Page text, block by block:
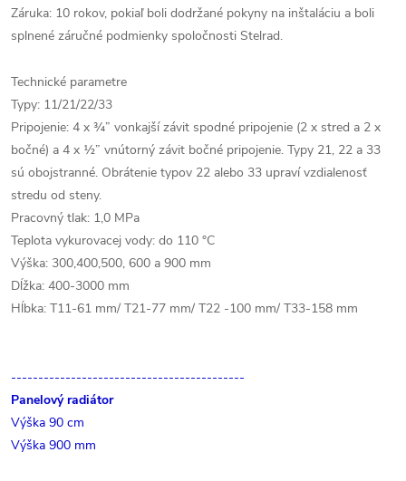
Záruka: 10 rokov, pokiaľ boli dodržané pokyny na inštaláciu a boli
splnené záručné podmienky spoločnosti Stelrad.
Technické parametre
Typy: 11/21/22/33
Pripojenie: 4 x ¾” vonkajší závit spodné pripojenie (2 x stred a 2 x
bočné) a 4 x ½” vnútorný závit bočné pripojenie. Typy 21, 22 a 33
sú obojstranné. Obrátenie typov 22 alebo 33 upraví vzdialenosť
stredu od steny.
Pracovný tlak: 1,0 MPa
Teplota vykurovacej vody: do 110 °C
Výška: 300,400,500, 600 a 900 mm
Dĺžka: 400-3000 mm
Hĺbka: T11-61 mm/ T21-77 mm/ T22 -100 mm/ T33-158 mm
-------------------------------------------
Panelový radiátor
Výška 90 cm
Výška 900 mm